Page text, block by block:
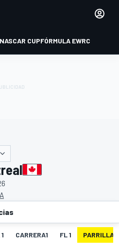
NASCAR CUPFÓRMULA EWRC
CARRERA1 FL 1 PARRILLA